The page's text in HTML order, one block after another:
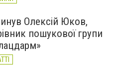
Олексій Юков,
пошукової групи